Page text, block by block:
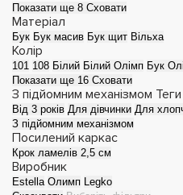
Показати ще 8 Сховати
Матеріал
Бук Бук масив Бук щит Вільха
Колір
101 108 Білий Білий Олімп Бук
Показати ще 16 Сховати
З підйомним механізмом Теги
Від 3 років Для дівчинки Для
З підйомним механізмом
Посилений каркас
Крок ламелів 2,5 см
Виробник
Estella Олимп Legko